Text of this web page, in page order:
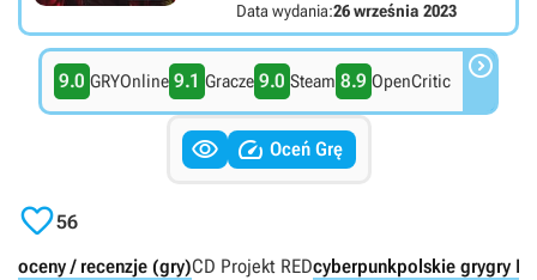
Data wydania:26 września 2023
9.0 GRYOnline 9.1 Gracze 9.0 Steam 8.9 OpenCritic 
  Oceń Grę
56
oceny / recenzje (gry)CD Projekt REDcyberpunkpolskie grygry